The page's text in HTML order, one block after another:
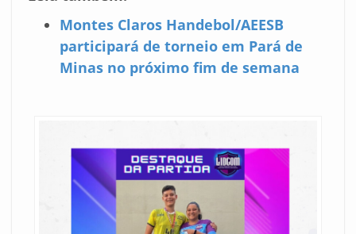
Montes Claros Handebol/AEESB
participará de torneio em Pará de
Minas no próximo fim de semana